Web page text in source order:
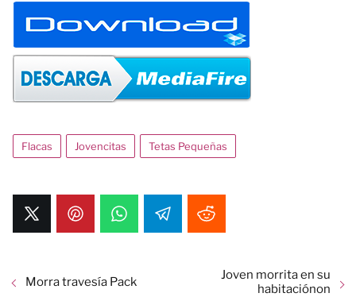
Flacas Jovencitas Tetas Pequeñas
Morra travesía Pack
Joven morrita en su
habitaciónon